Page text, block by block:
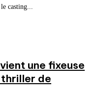
casting...
une fixeuse
thriller de